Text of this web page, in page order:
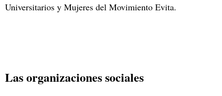
Universitarios y Mujeres del Movimiento Evita.
Las organizaciones sociales